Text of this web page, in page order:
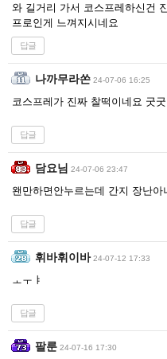
와 길거리 가서 코스프레하신건
프로인게 느껴지시네요
답글
나까무라쏜 24-07-06 16:25
코스프레가 진짜 찰떡이네요 굿
답글
담요님 24-07-06 23:47
왠만하면안누르는데 간지 장난아
답글
휘바휘이바 24-07-12 17:33
ㅗㅜㅑ
답글
팔룬 24-07-16 17:30